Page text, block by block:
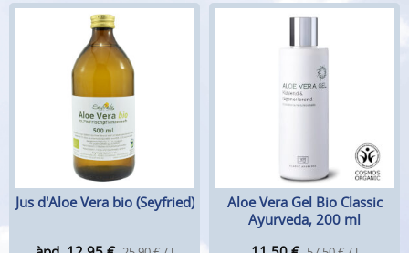
Jus d'Aloe Vera bio (Seyfried)
Aloe Vera Gel Bio Classic
Ayurveda, 200 ml